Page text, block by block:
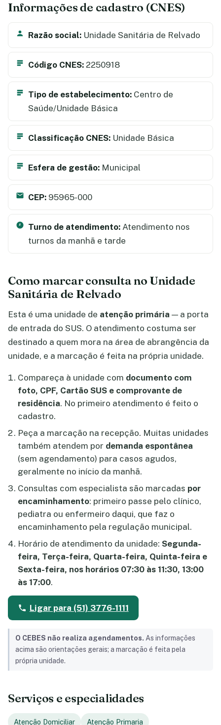
Informações de cadastro (CNES)
Razão social: Unidade Sanitária de Relvado
Código CNES: 2250918
Tipo de estabelecimento: Centro de
Saúde/Unidade Básica
Classificação CNES: Unidade Básica
Esfera de gestão: Municipal
CEP: 95965-000
Turno de atendimento: Atendimento nos
turnos da manhã e tarde
Como marcar consulta no Unidade
Sanitária de Relvado
Esta é uma unidade de atenção primária — a porta
de entrada do SUS. O atendimento costuma ser
destinado a quem mora na área de abrangência da
unidade, e a marcação é feita na própria unidade.
Compareça à unidade com documento com
foto, CPF, Cartão SUS e comprovante de
residência. No primeiro atendimento é feito o
cadastro.
Peça a marcação na recepção. Muitas unidades
também atendem por demanda espontânea
(sem agendamento) para casos agudos,
geralmente no início da manhã.
Consultas com especialista são marcadas por
encaminhamento: primeiro passe pelo clínico,
pediatra ou enfermeiro daqui, que faz o
encaminhamento pela regulação municipal.
Horário de atendimento da unidade: Segunda-
feira, Terça-feira, Quarta-feira, Quinta-feira e
Sexta-feira, nos horários 07:30 às 11:30, 13:00
às 17:00.
Ligar para (51) 3776-1111
O CEBES não realiza agendamentos. As informações
acima são orientações gerais; a marcação é feita pela
própria unidade.
Serviços e especialidades
Atenção Domiciliar Atenção Primaria